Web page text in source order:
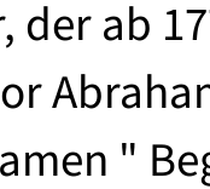
der ab
"